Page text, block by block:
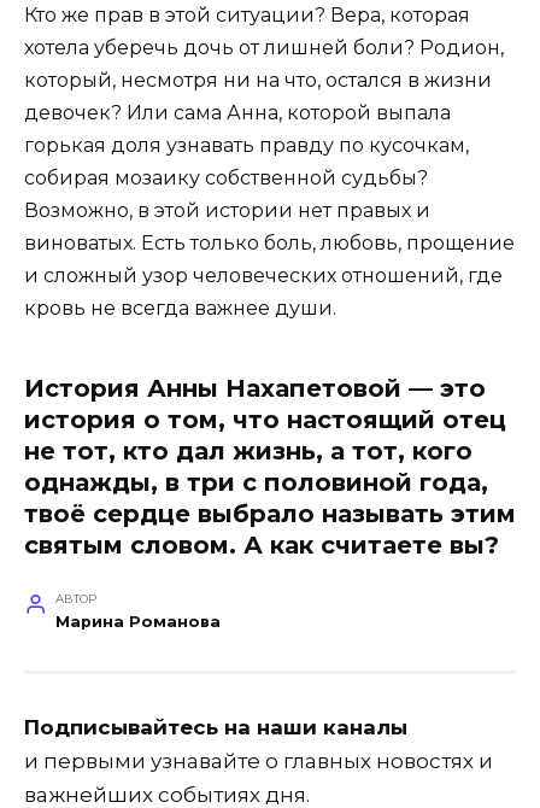
Кто же прав в этой ситуации? Вера, которая
хотела уберечь дочь от лишней боли? Родион,
который, несмотря ни на что, остался в жизни
девочек? Или сама Анна, которой выпала
горькая доля узнавать правду по кусочкам,
собирая мозаику собственной судьбы?
Возможно, в этой истории нет правых и
виноватых. Есть только боль, любовь, прощение
и сложный узор человеческих отношений, где
кровь не всегда важнее души.
История Анны Нахапетовой — это
история о том, что настоящий отец
не тот, кто дал жизнь, а тот, кого
однажды, в три с половиной года,
твоё сердце выбрало называть этим
святым словом. А как считаете вы?
АВТОР
Марина Романова
Подписывайтесь на наши каналы
и первыми узнавайте о главных новостях и
важнейших событиях дня.